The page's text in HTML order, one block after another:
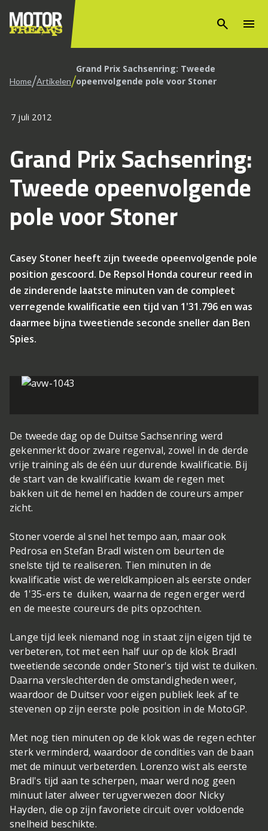
search menu
Home/Artikelen/Grand Prix Sachsenring: Tweede
opeenvolgende pole voor Stoner
7 juli 2012
Grand Prix Sachsenring:
Tweede opeenvolgende
pole voor Stoner
Casey Stoner heeft zijn tweede opeenvolgende pole
position gescoord. De Repsol Honda coureur reed in
de zinderende laatste minuten van de compleet
verregende kwalificatie een tijd van 1'31.796 en was
daarmee bijna tweetiende seconde sneller dan Ben
Spies.
De tweede dag op de Duitse Sachsenring werd
gekenmerkt door zware regenval, zowel in de derde
vrije training als de één uur durende kwalificatie. Bij
de start van de kwalificatie kwam de regen met
bakken uit de hemel en hadden de coureurs amper
zicht.
Stoner voerde al snel het tempo aan, maar ook
Pedrosa en Stefan Bradl wisten om beurten de
snelste tijd te realiseren. Tien minuten in de
kwalificatie wist de wereldkampioen als eerste onder
de 1'35-ers te duiken, waarna de regen erger werd
en de meeste coureurs de pits opzochten.
Lange tijd leek niemand nog in staat zijn eigen tijd te
verbeteren, tot met een half uur op de klok Bradl
tweetiende seconde onder Stoner's tijd wist te duiken.
Daarna verslechterden de omstandigheden weer,
waardoor de Duitser voor eigen publiek leek af te
stevenen op zijn eerste pole position in de MotoGP.
Met nog tien minuten op de klok was de regen echter
sterk verminderd, waardoor de condities van de baan
met de minuut verbeterden. Lorenzo wist als eerste
Bradl's tijd aan te scherpen, maar werd nog geen
minuut later alweer terugverwezen door Nicky
Hayden, die op zijn favoriete circuit over voldoende
snelheid beschikte.